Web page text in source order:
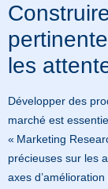
les
Développer des
marché est
« Marketing
précieuses sur les
axes